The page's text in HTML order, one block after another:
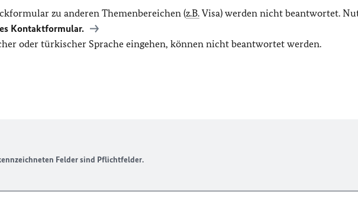
zu anderen Themenbereichen (z.B. Visa) werden nicht beantwortet.
Kontaktformular.
oder türkischer Sprache eingehen, können nicht beantwortet werden.
Felder sind Pflichtfelder.